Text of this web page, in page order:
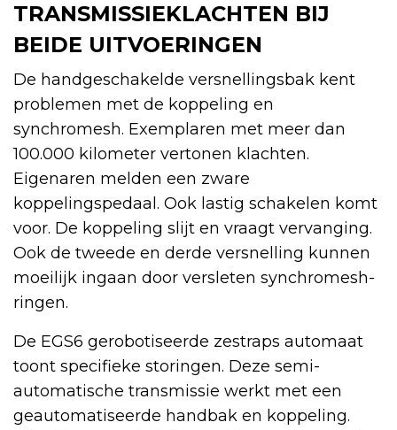
TRANSMISSIEKLACHTEN BIJ
BEIDE UITVOERINGEN
De handgeschakelde versnellingsbak kent
problemen met de koppeling en
synchromesh. Exemplaren met meer dan
100.000 kilometer vertonen klachten.
Eigenaren melden een zware
koppelingspedaal. Ook lastig schakelen komt
voor. De koppeling slijt en vraagt vervanging.
Ook de tweede en derde versnelling kunnen
moeilijk ingaan door versleten synchromesh-
ringen.
De EGS6 gerobotiseerde zestraps automaat
toont specifieke storingen. Deze semi-
automatische transmissie werkt met een
geautomatiseerde handbak en koppeling.